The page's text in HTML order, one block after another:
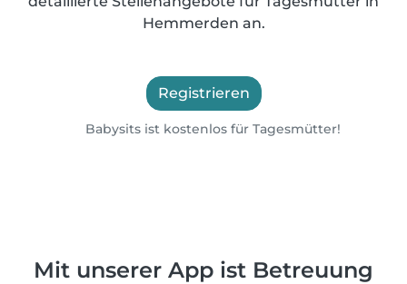
Hemmerden an.
Registrieren
Babysits ist kostenlos für Tagesmütter!
Mit unserer App ist Betreuung